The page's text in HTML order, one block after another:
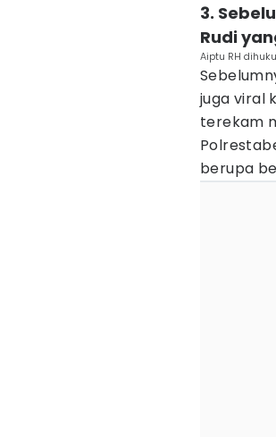
3.
Rudi
Aiptu RH
juga viral
terekam
berupa